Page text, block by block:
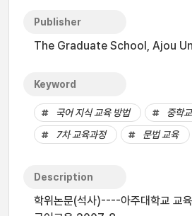
Publisher
The Graduate School, Ajou
Keyword
국어 지식 교육 방법
중학
7차 교육과정
문법 교육
Description
학위논문(석사)----아주대학교 교